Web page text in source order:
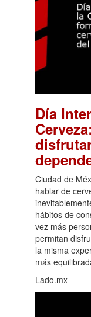
Día
Ciudad de
hablar de
hábitos de
vez más
permitan
la misma
más
Lado.mx